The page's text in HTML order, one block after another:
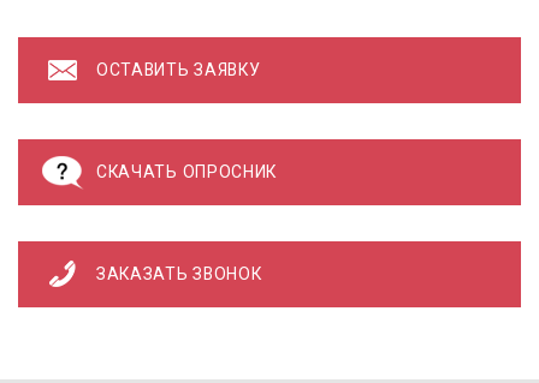
ОСТАВИТЬ ЗАЯВКУ
СКАЧАТЬ ОПРОСНИК
ЗАКАЗАТЬ ЗВОНОК